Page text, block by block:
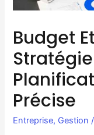
Budget
Précise
Entreprise, Gestion